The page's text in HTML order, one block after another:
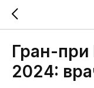
Гран-
2024: